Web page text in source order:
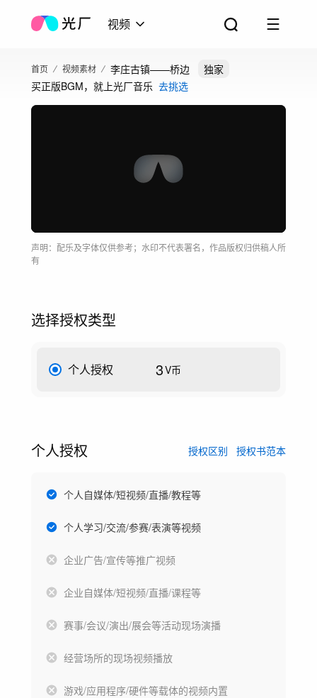
视频
首页 视频素材 李庄古镇——桥边
独家
买正版BGM，就上光厂音乐 去挑选
声明：配乐及字体仅供参考；水印不代表署名，作品版权归供稿人所
有
选择授权类型
个人授权 3V币
个人授权 授权区别 授权书范本
个人自媒体/短视频/直播/教程等
个人学习/交流/参赛/表演等视频
企业广告/宣传等推广视频
企业自媒体/短视频/直播/课程等
赛事/会议/演出/展会等活动现场演播
经营场所的现场视频播放
游戏/应用程序/硬件等载体的视频内置